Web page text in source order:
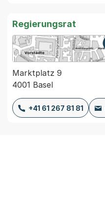
Regierungsrat
Marktplatz 9
4001 Basel
+41 61 267 81 81